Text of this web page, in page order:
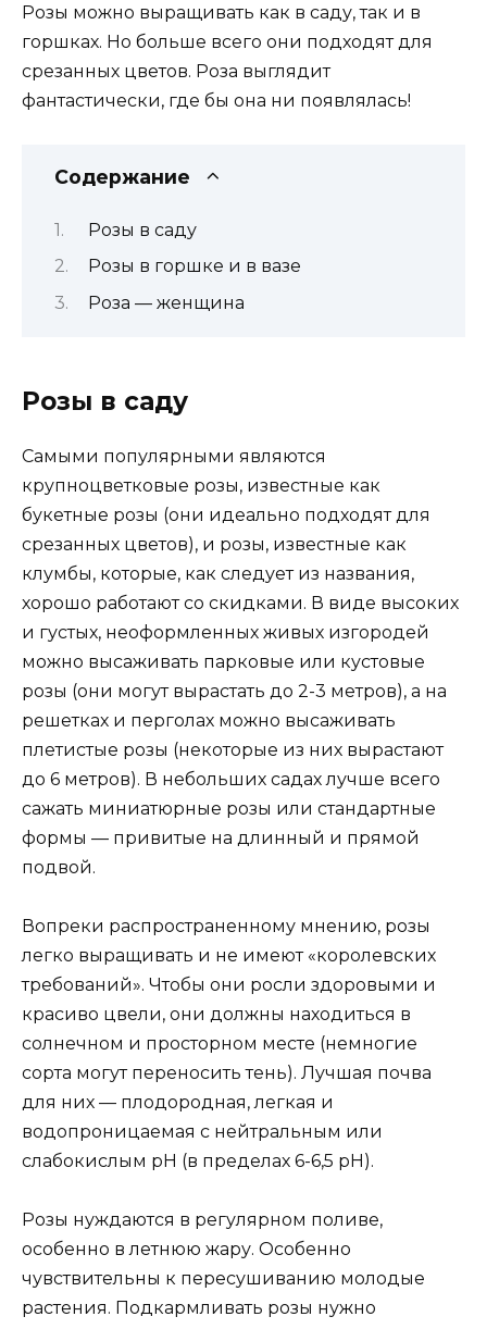
Розы можно выращивать как в саду, так и в
горшках. Но больше всего они подходят для
срезанных цветов. Роза выглядит
фантастически, где бы она ни появлялась!
Содержание
Розы в саду
Розы в горшке и в вазе
Роза — женщина
Розы в саду
Самыми популярными являются
крупноцветковые розы, известные как
букетные розы (они идеально подходят для
срезанных цветов), и розы, известные как
клумбы, которые, как следует из названия,
хорошо работают со скидками. В виде высоких
и густых, неоформленных живых изгородей
можно высаживать парковые или кустовые
розы (они могут вырастать до 2-3 метров), а на
решетках и перголах можно высаживать
плетистые розы (некоторые из них вырастают
до 6 метров). В небольших садах лучше всего
сажать миниатюрные розы или стандартные
формы — привитые на длинный и прямой
подвой.
Вопреки распространенному мнению, розы
легко выращивать и не имеют «королевских
требований». Чтобы они росли здоровыми и
красиво цвели, они должны находиться в
солнечном и просторном месте (немногие
сорта могут переносить тень). Лучшая почва
для них — плодородная, легкая и
водопроницаемая с нейтральным или
слабокислым pH (в пределах 6-6,5 pH).
Розы нуждаются в регулярном поливе,
особенно в летнюю жару. Особенно
чувствительны к пересушиванию молодые
растения. Подкармливать розы нужно